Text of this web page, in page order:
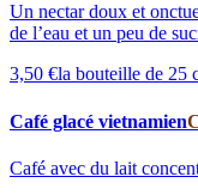
Un nectar doux et
de l’eau et un peu de
3,50 €la bouteille de 25
Café glacé vietnamien
Café avec du lait